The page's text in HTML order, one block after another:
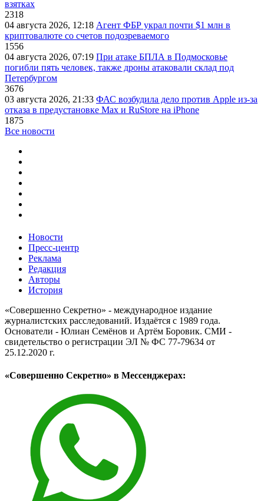
взятках
2318
04 августа 2026, 12:18 Агент ФБР украл почти $1 млн в
криптовалюте со счетов подозреваемого
1556
04 августа 2026, 07:19 При атаке БПЛА в Подмосковье
погибли пять человек, также дроны атаковали склад под
Петербургом
3676
03 августа 2026, 21:33 ФАС возбудила дело против Apple из-за
отказа в предустановке Max и RuStore на iPhone
1875
Все новости
Новости
Пресс-центр
Реклама
Редакция
Авторы
История
«Совершенно Секретно» - международное издание
журналистских расследований. Издаётся с 1989 года.
Основатели - Юлиан Семёнов и Артём Боровик. CМИ -
свидетельство о регистрации ЭЛ № ФС 77-79634 от
25.12.2020 г.
«Совершенно Секретно» в Мессенджерах: